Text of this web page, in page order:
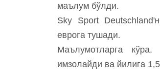
маълум бўлди.
Sky Sport
еврога тушади.
Маълумотларга
имзолайди ва йилига